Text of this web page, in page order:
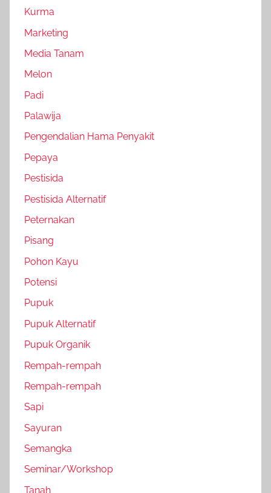
Kurma
Marketing
Media Tanam
Melon
Padi
Palawija
Pengendalian Hama Penyakit
Pepaya
Pestisida
Pestisida Alternatif
Peternakan
Pisang
Pohon Kayu
Potensi
Pupuk
Pupuk Alternatif
Pupuk Organik
Rempah-rempah
Rempah-rempah
Sapi
Sayuran
Semangka
Seminar/Workshop
Tanah